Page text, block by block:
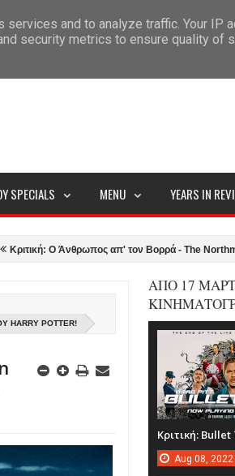
SPECIALS MENU YEARS IN
Ο Άνθρωπος απ' τον Βορρά - The Northman
HARRY POTTER!
ΑΠΟ 17
Κριτική:
Aug 08, 2022
and to analyze traffic. Your IP
security metrics to ensure quality of